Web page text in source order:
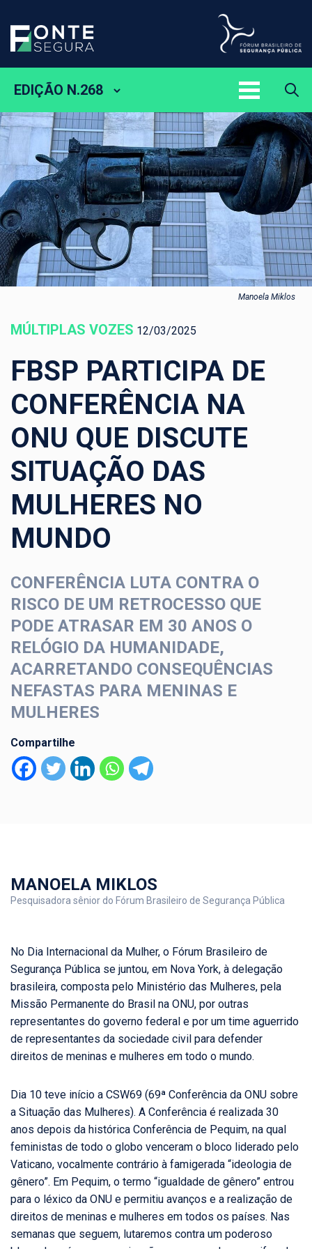
EDIÇÃO N.268
Manoela Miklos
MÚLTIPLAS VOZES 12/03/2025
FBSP PARTICIPA DE
CONFERÊNCIA NA
ONU QUE DISCUTE
SITUAÇÃO DAS
MULHERES NO
MUNDO
CONFERÊNCIA LUTA CONTRA O
RISCO DE UM RETROCESSO QUE
PODE ATRASAR EM 30 ANOS O
RELÓGIO DA HUMANIDADE,
ACARRETANDO CONSEQUÊNCIAS
NEFASTAS PARA MENINAS E
MULHERES
Compartilhe
MANOELA MIKLOS
Pesquisadora sênior do Fórum Brasileiro de Segurança Pública
No Dia Internacional da Mulher, o Fórum Brasileiro de
Segurança Pública se juntou, em Nova York, à delegação
brasileira, composta pelo Ministério das Mulheres, pela
Missão Permanente do Brasil na ONU, por outras
representantes do governo federal e por um time aguerrido
de representantes da sociedade civil para defender
direitos de meninas e mulheres em todo o mundo.
Dia 10 teve início a CSW69 (69ª Conferência da ONU sobre
a Situação das Mulheres). A Conferência é realizada 30
anos depois da histórica Conferência de Pequim, na qual
feministas de todo o globo venceram o bloco liderado pelo
Vaticano, vocalmente contrário à famigerada “ideologia de
gênero”. Em Pequim, o termo “igualdade de gênero” entrou
para o léxico da ONU e permitiu avanços e a realização de
direitos de meninas e mulheres em todos os países. Nas
semanas que seguem, lutaremos contra um poderoso